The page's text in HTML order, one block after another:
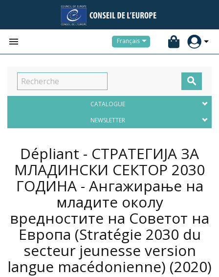
 Français

CATALOGUE
NEWSLETTER
Dépliant - СТРАТЕГИЈА ЗА
МЛАДИНСКИ СЕКТОР 2030
ГОДИНА - Ангажирање на
младите околу
вредностите на Советот на
Европа (Stratégie 2030 du
secteur jeunesse version
langue macédonienne) (2020)